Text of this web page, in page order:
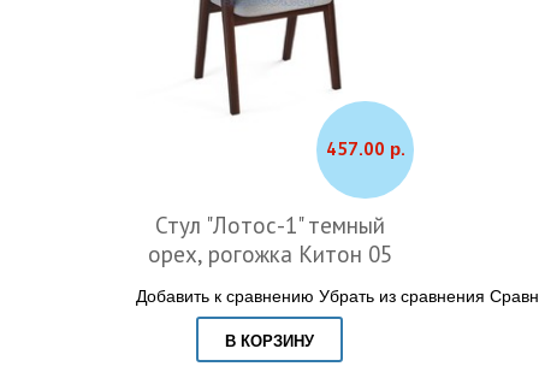
457.00 р.
Стул "Лотос-1" темный
орех, рогожка Китон 05
Добавить к сравнению Убрать из сравнения
В КОРЗИНУ